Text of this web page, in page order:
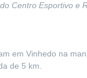
Centro Esportivo e
em Vinhedo na
de 5 km.